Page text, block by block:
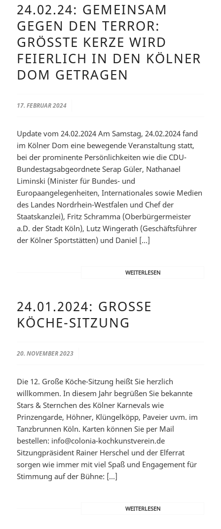
24.02.24: GEMEINSAM
GEGEN DEN TERROR:
GRÖSSTE KERZE WIRD F
EIERLICH IN DEN KÖLNER D
OM GETRAGEN
17. FEBRUAR 2024
Update vom 24.02.2024 Am Samstag, 24.02.2024 fand
im Kölner Dom eine bewegende Veranstaltung statt,
bei der prominente Persönlichkeiten wie die CDU-
Bundestagsabgeordnete Serap Güler, Nathanael
Liminski (Minister für Bundes- und
Europaangelegenheiten, Internationales sowie Medien
des Landes Nordrhein-Westfalen und Chef der
Staatskanzlei), Fritz Schramma (Oberbürgermeister
a.D. der Stadt Köln), Lutz Wingerath (Geschäftsführer
der Kölner Sportstätten) und Daniel […]
WEITERLESEN
24.01.2024: GROSSE K
ÖCHE-SITZUNG
20. NOVEMBER 2023
/
Die 12. Große Köche-Sitzung heißt Sie herzlich
willkommen. In diesem Jahr begrüßen Sie bekannte
Stars & Sternchen des Kölner Karnevals wie
Prinzengarde, Höhner, Klüngelköpp, Paveier uvm. im
Tanzbrunnen Köln. Karten können Sie per Mail
bestellen: info@colonia-kochkunstverein.de
Sitzungpräsident Rainer Herschel und der Elferrat
sorgen wie immer mit viel Spaß und Engagement für
Stimmung auf der Bühne: […]
WEITERLESEN